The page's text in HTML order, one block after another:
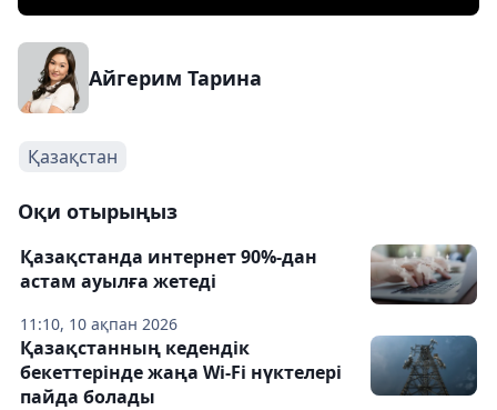
Айгерим Тарина
Қазақстан
Оқи отырыңыз
11:10, 10 ақпан 2026
Қазақстанда интернет 90%-дан
астам ауылға жетеді
Қазақстанның кедендік
бекеттерінде жаңа Wi-Fi нүктелері
пайда болады